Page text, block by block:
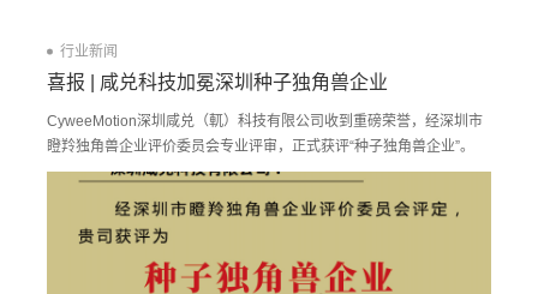
行业新闻
喜报 | 咸兑科技加冕深圳种子独角兽企业
CyweeMotion深圳咸兑（軏）科技有限公司收到重磅荣誉，经深圳市
瞪羚独角兽企业评价委员会专业评审，正式获评“种子独角兽企业”。